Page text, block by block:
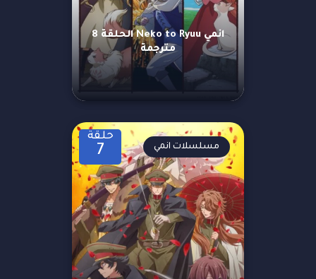
انمي Neko to Ryuu الحلقة 8
مترجمة
حلقة
7 مسلسلات انمي